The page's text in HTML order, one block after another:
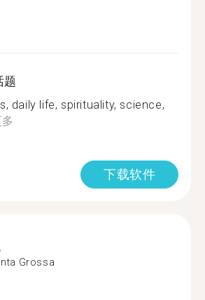
题
daily life, spirituality, science,
下载软件
Grossa